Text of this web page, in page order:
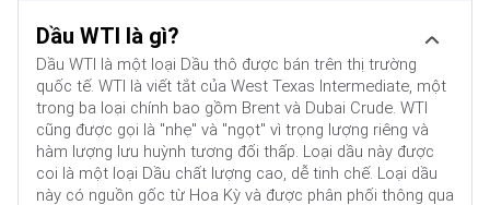
Dầu WTI là gì?
Dầu WTI là một loại Dầu thô được bán trên thị trường
quốc tế. WTI là viết tắt của West Texas Intermediate, một
trong ba loại chính bao gồm Brent và Dubai Crude. WTI
cũng được gọi là "nhẹ" và "ngọt" vì trọng lượng riêng và
hàm lượng lưu huỳnh tương đối thấp. Loại dầu này được
coi là một loại Dầu chất lượng cao, dễ tinh chế. Loại dầu
này có nguồn gốc từ Hoa Kỳ và được phân phối thông qua